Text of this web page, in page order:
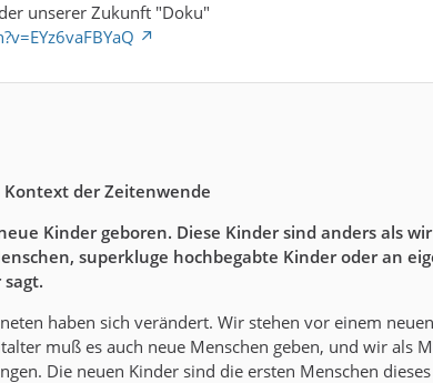
unserer Zukunft "Doku"
der Zeitenwende
Kinder geboren. Diese Kinder sind anders als
superkluge hochbegabte Kinder oder an
haben sich verändert. Wir stehen vor einem
muß es auch neue Menschen geben, und wir als
Die neuen Kinder sind die ersten Menschen